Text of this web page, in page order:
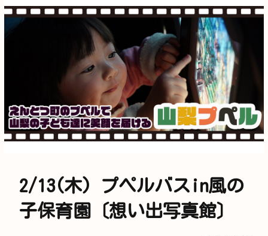
2/13(木) プペルバスin風の
子保育園〔想い出写真館〕